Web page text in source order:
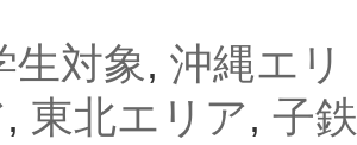
生対象, 沖縄エリ
, 東北エリア, 子鉄